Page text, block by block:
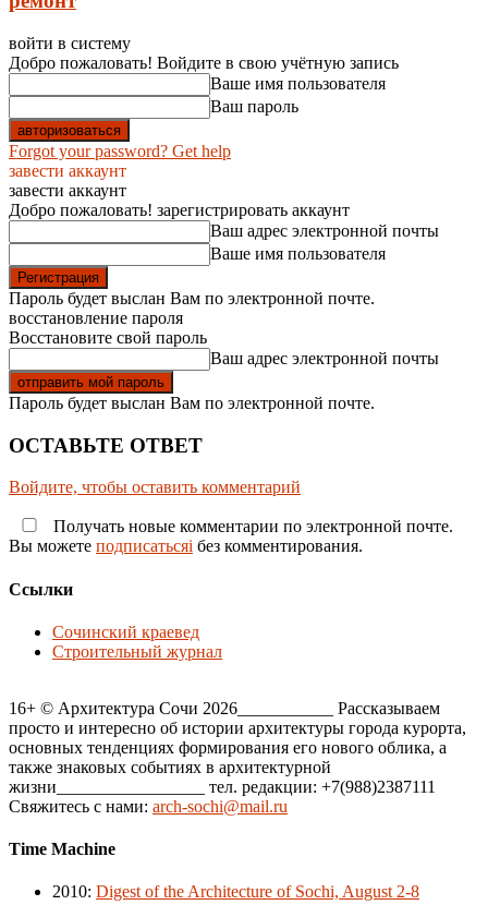
войти в систему
Добро пожаловать! Войдите в свою учётную запись
Ваше имя пользователя
Ваш пароль
Forgot your password? Get help
завести аккаунт
завести аккаунт
Добро пожаловать! зарегистрировать аккаунт
Ваш адрес электронной почты
Ваше имя пользователя
Пароль будет выслан Вам по электронной почте.
восстановление пароля
Восстановите свой пароль
Ваш адрес электронной почты
Пароль будет выслан Вам по электронной почте.
ОСТАВЬТЕ ОТВЕТ
Войдите, чтобы оставить комментарий
Получать новые комментарии по электронной почте.
Вы можете подписатьсяi без комментирования.
Ссылки
Сочинский краевед
Строительный журнал
16+ © Архитектура Сочи 2026___________ Рассказываем
просто и интересно об истории архитектуры города курорта,
основных тенденциях формирования его нового облика, а
также знаковых событиях в архитектурной
жизни_________________ тел. редакции: +7(988)2387111
Свяжитесь с нами: arch-sochi@mail.ru
Time Machine
2010: Digest of the Architecture of Sochi, August 2-8